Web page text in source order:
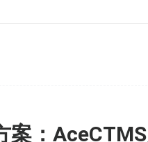
：